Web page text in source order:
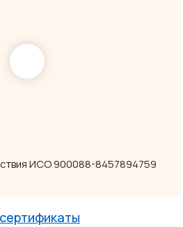
ИСО 900088-8457894759